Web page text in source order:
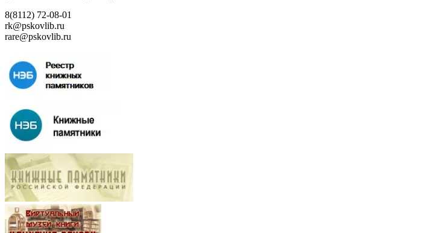
8(8112) 72-08-01
rk@pskovlib.ru
rare@pskovlib.ru